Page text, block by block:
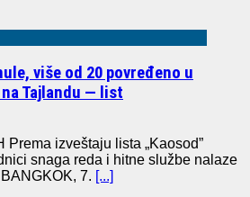
više od 20 povređeno u
Tajlandu — list
Prema izveštaju lista „Kaosod”
snaga reda i hitne službe nalaze
7. [...]